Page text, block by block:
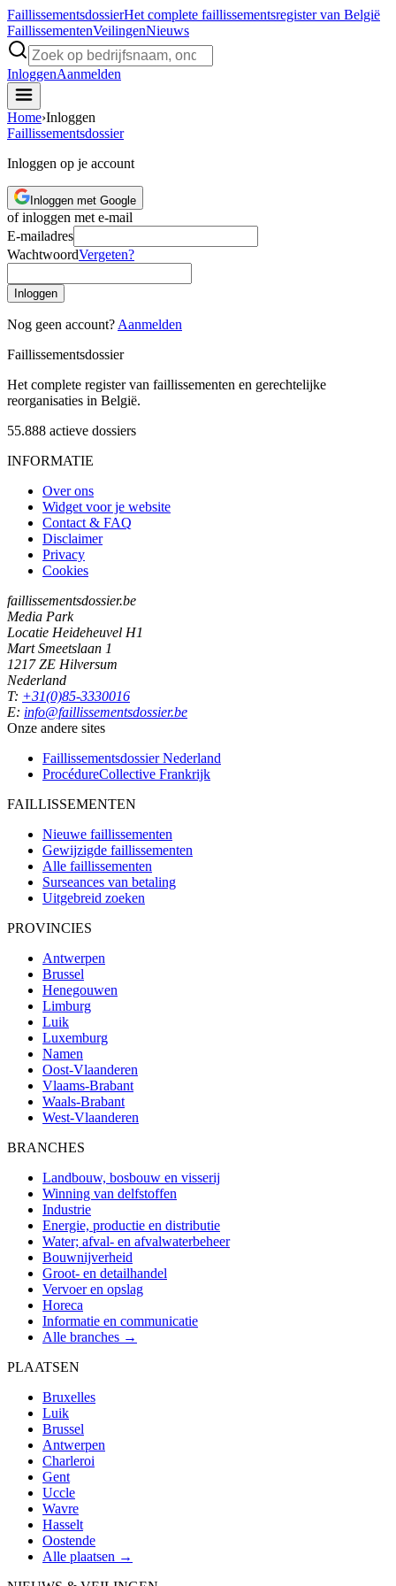
FaillissementsdossierHet complete faillissementsregister van België
FaillissementenVeilingenNieuws
InloggenAanmelden
Home›Inloggen
Faillissementsdossier
Inloggen op je account
Inloggen met Google
of inloggen met e-mail
E-mailadres
WachtwoordVergeten?
Inloggen
Nog geen account? Aanmelden
Faillissementsdossier
Het complete register van faillissementen en gerechtelijke
reorganisaties in België.
55.888 actieve dossiers
INFORMATIE
Over ons
Widget voor je website
Contact & FAQ
Disclaimer
Privacy
Cookies
faillissementsdossier.be
Media Park
Locatie Heideheuvel H1
Mart Smeetslaan 1
1217 ZE Hilversum
Nederland
T: +31(0)85-3330016
E: info@faillissementsdossier.be
Onze andere sites
Faillissementsdossier Nederland
ProcédureCollective Frankrijk
FAILLISSEMENTEN
Nieuwe faillissementen
Gewijzigde faillissementen
Alle faillissementen
Surseances van betaling
Uitgebreid zoeken
PROVINCIES
Antwerpen
Brussel
Henegouwen
Limburg
Luik
Luxemburg
Namen
Oost-Vlaanderen
Vlaams-Brabant
Waals-Brabant
West-Vlaanderen
BRANCHES
Landbouw, bosbouw en visserij
Winning van delfstoffen
Industrie
Energie, productie en distributie
Water; afval- en afvalwaterbeheer
Bouwnijverheid
Groot- en detailhandel
Vervoer en opslag
Horeca
Informatie en communicatie
Alle branches →
PLAATSEN
Bruxelles
Luik
Brussel
Antwerpen
Charleroi
Gent
Uccle
Wavre
Hasselt
Oostende
Alle plaatsen →